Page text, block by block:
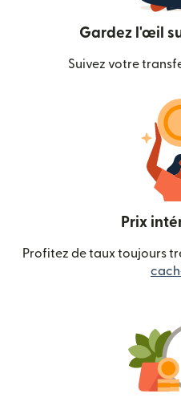
Gardez l'œil
Suivez votre
Prix
Profitez de taux toujours